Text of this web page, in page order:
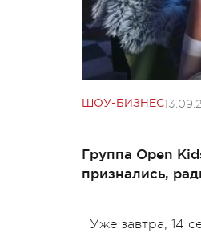
ШОУ-БИЗНЕС
Группа Open
признались,
Уже завтра, 14